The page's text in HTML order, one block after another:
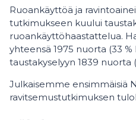
Ruoankäyttöä ja
tutkimukseen kuului
ruoankäyttöhaastattelua.
yhteensä 1975 nuorta (33 %
taustakyselyyn 1839 nuorta
Julkaisemme ensimmäisiä
ravitsemustutkimuksen